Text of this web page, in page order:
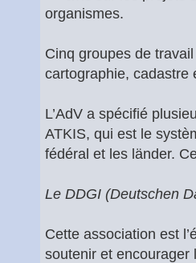
organismes.
Cinq groupes de
cartographie, cadastre
L’AdV a spécifié
ATKIS, qui est le
fédéral et les länder.
Le DDGI (Deutschen
Cette association est
soutenir et encourager